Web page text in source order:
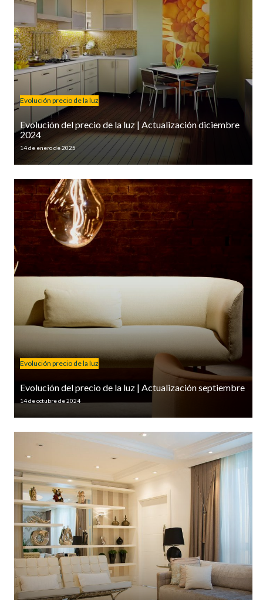
Evolución precio de la luz
Evolución del precio de la luz | Actualización diciembre
2024
14 de enero de 2025
Evolución precio de la luz
Evolución del precio de la luz | Actualización septiembre
14 de octubre de 2024